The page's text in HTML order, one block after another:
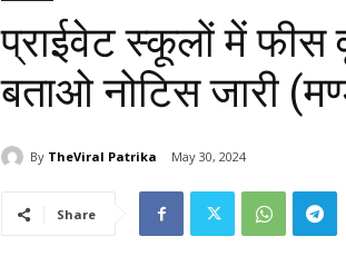
प्राईवेट स्कूलों में फीस
बताओ नोटिस जारी
By TheViral Patrika May 30, 2024
Share